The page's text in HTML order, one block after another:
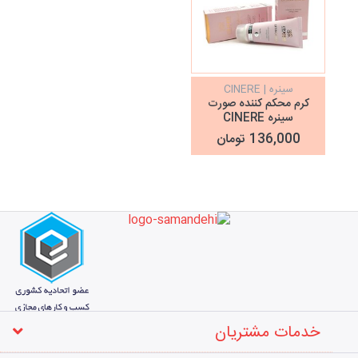
سینره | CINERE
کرم محکم کننده صورت
سینره CINERE
136,000 تومان
خدمات مشتریان